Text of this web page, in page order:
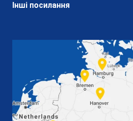
Інші посилання